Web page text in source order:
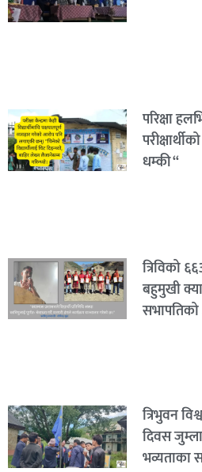
परिक्षा
धम्की “
त्रिविको
बहुमुखी
सभापतिको
त्रिभुवन
दिवस
भव्यताका